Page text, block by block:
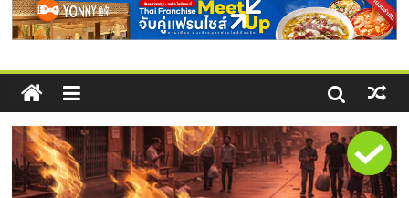
บริการน้ำมัน Shell
ข้อมูล
ธุรกิจ
SME